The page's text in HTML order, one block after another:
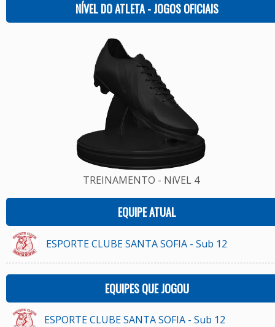
NÍVEL DO ATLETA - JOGOS OFICIAIS
TREINAMENTO - NíVEL 4
EQUIPE ATUAL
ESPORTE CLUBE SANTA SOFIA - Sub 12
EQUIPES QUE JOGOU
ESPORTE CLUBE SANTA SOFIA - Sub 12